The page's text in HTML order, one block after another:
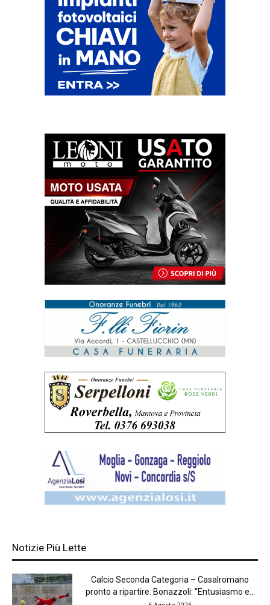
Notizie Più Lette
Calcio Seconda Categoria – Casalromano
pronto a ripartire. Bonazzoli: “Entusiasmo e...